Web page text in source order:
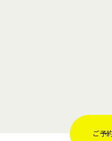
ご予